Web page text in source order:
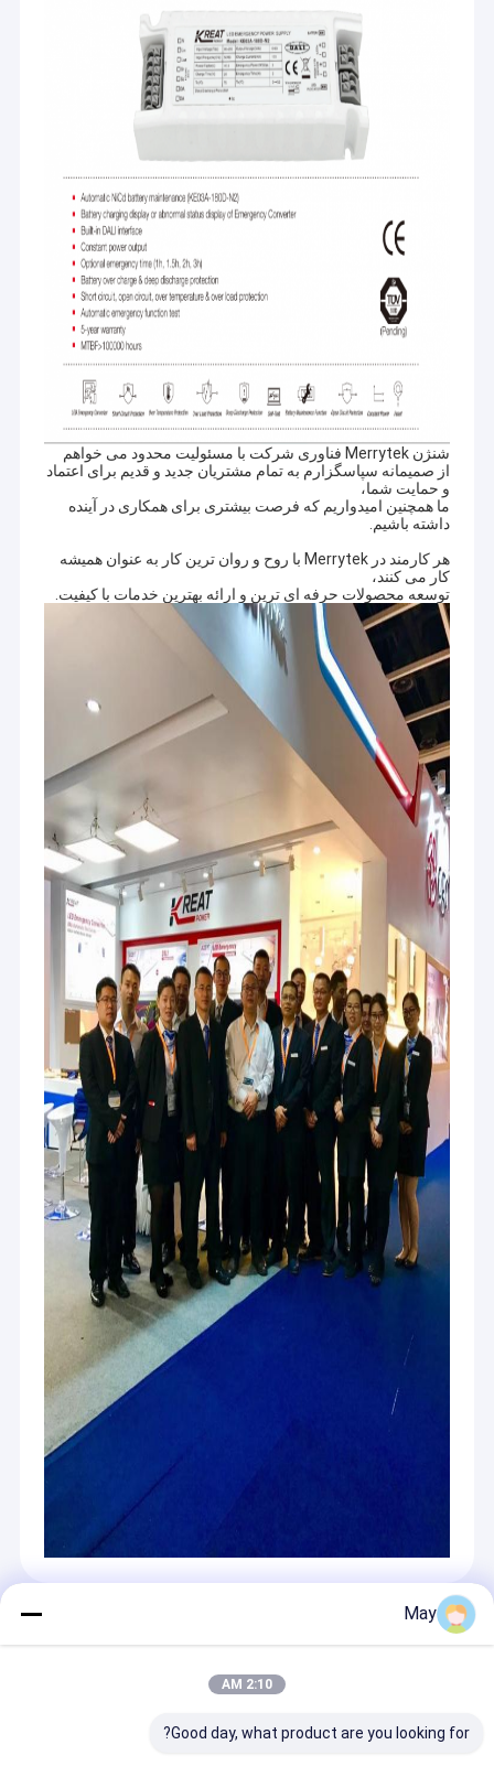
شنژن Merrytek فناوری شرکت با مسئولیت محدود می خواهم
از صمیمانه سپاسگزارم به تمام مشتریان جدید و قدیم برای اعتماد
و حمایت شما،
ما همچنین امیدواریم که فرصت بیشتری برای همکاری در آینده
داشته باشیم.
هر کارمند در Merrytek با روح و روان ترین کار به عنوان همیشه
کار می کنند،
توسعه محصولات حرفه ای ترین و ارائه بهترین خدمات با کیفیت.
محصولات توصیه شده
May
2:10 AM
Good day, what product are you looking for?